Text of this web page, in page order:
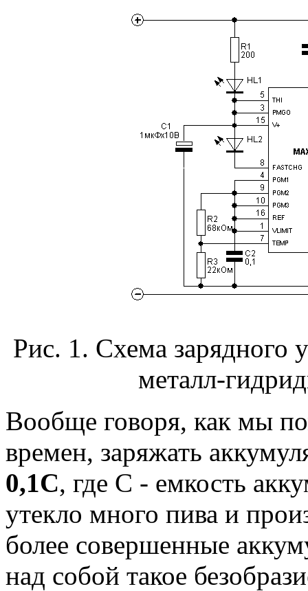
Рис. 1. Схема зарядного
металл-
Вообще говоря, как мы
времен, заряжать
0,1С, где С - емкость
утекло много пива и
более совершенные
над собой такое